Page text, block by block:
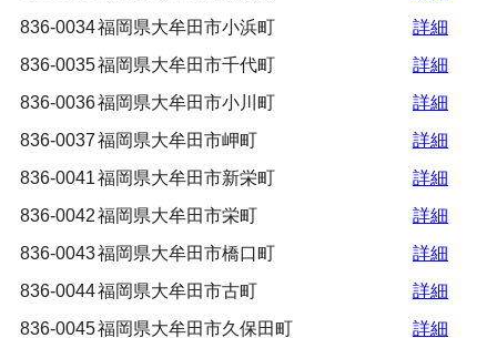
836-0034福岡県大牟田市小浜町
詳細
836-0035福岡県大牟田市千代町
詳細
836-0036福岡県大牟田市小川町
詳細
836-0037福岡県大牟田市岬町
詳細
836-0041福岡県大牟田市新栄町
詳細
836-0042福岡県大牟田市栄町
詳細
836-0043福岡県大牟田市橋口町
詳細
836-0044福岡県大牟田市古町
詳細
836-0045福岡県大牟田市久保田町
詳細